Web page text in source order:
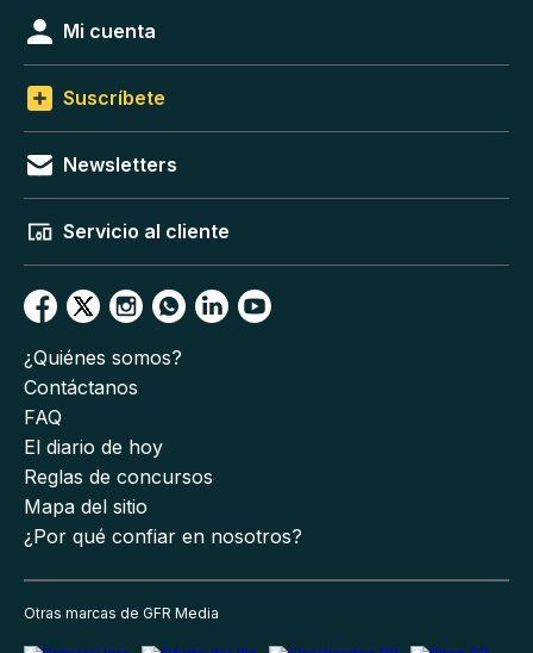
Mi cuenta
Suscríbete
Newsletters
Servicio al cliente
¿Quiénes somos?
Contáctanos
FAQ
El diario de hoy
Reglas de concursos
Mapa del sitio
¿Por qué confiar en nosotros?
Otras marcas de GFR Media